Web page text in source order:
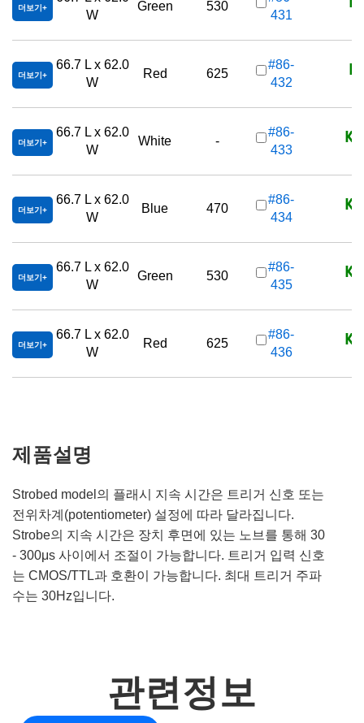
더보기
W
Green 530
431
더보기
66.7 L x 62.0
W
Red 625
#86-
432
더보기
66.7 L x 62.0
W
White -
#86-
433
더보기
66.7 L x 62.0
W
Blue 470
#86-
434
더보기
66.7 L x 62.0
W
Green 530
#86-
435
더보기
66.7 L x 62.0
W
Red 625
#86-
436
제품설명
Strobed model의 플래시 지속 시간은 트리거 신호 또는
전위차계(potentiometer) 설정에 따라 달라집니다.
Strobe의 지속 시간은 장치 후면에 있는 노브를 통해 30
- 300μs 사이에서 조절이 가능합니다. 트리거 입력 신호
는 CMOS/TTL과 호환이 가능합니다. 최대 트리거 주파
수는 30Hz입니다.
관련정보